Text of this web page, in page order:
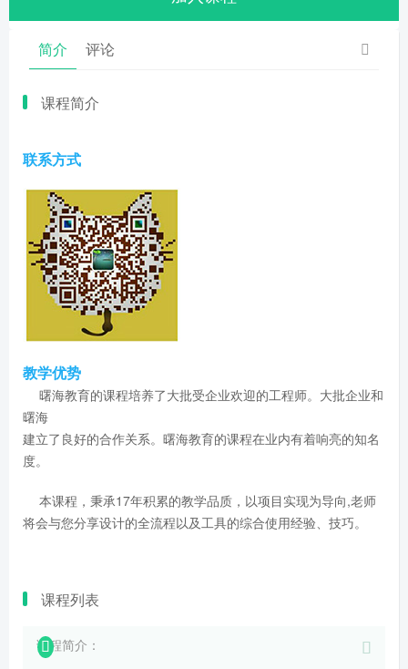
简介 评论
课程简介
联系方式
教学优势
曙海教育的课程培养了大批受企业欢迎的工程师。大批企业和
曙海
建立了良好的合作关系。曙海教育的课程在业内有着响亮的知名
度。
本课程，秉承17年积累的教学品质，以项目实现为导向,老师
将会与您分享设计的全流程以及工具的综合使用经验、技巧。
课程列表
课程简介：